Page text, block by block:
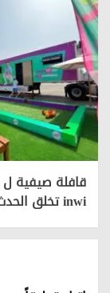
inwi تخلق الحدث